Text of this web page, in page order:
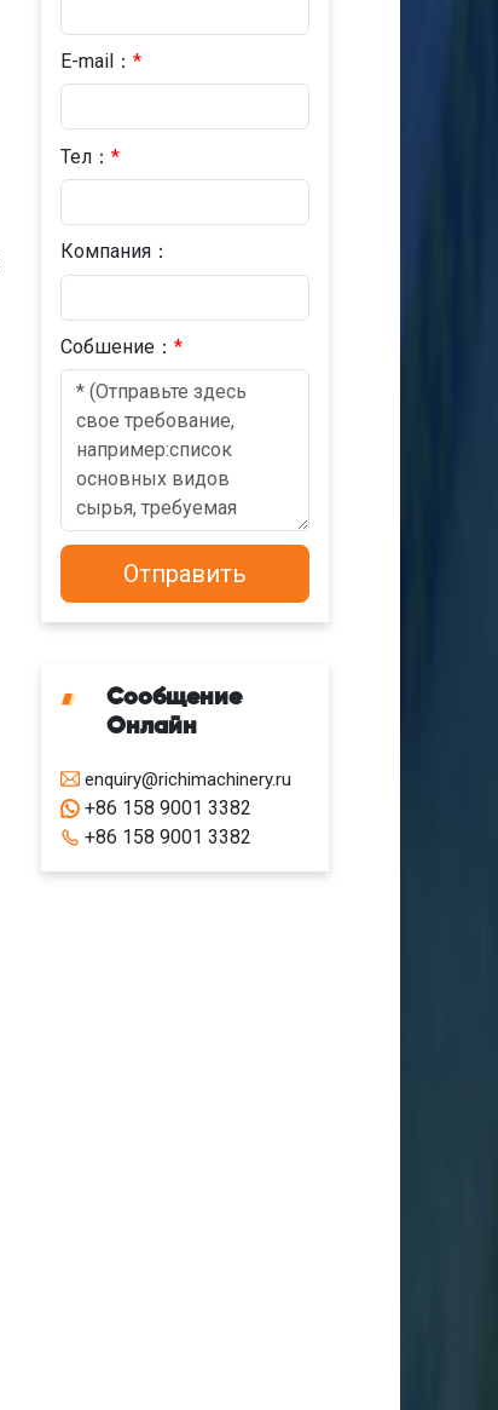
E-mail：*
Тел：*
Компания：
Cобшениe：*
Сообщение
Онлайн
enquiry@richimachinery.ru
+86 158 9001 3382
+86 158 9001 3382